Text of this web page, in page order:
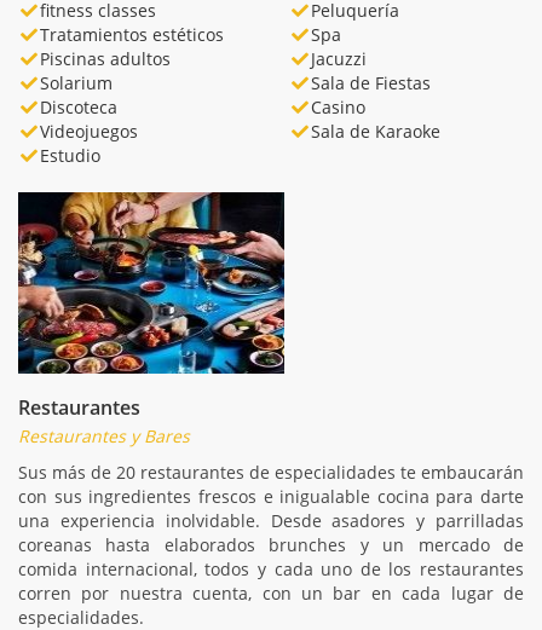
fitness classes
Peluquería
Tratamientos estéticos
Spa
Piscinas adultos
Jacuzzi
Solarium
Sala de Fiestas
Discoteca
Casino
Videojuegos
Sala de Karaoke
Estudio
Restaurantes
Restaurantes y Bares
Sus más de 20 restaurantes de especialidades te embaucarán
con sus ingredientes frescos e inigualable cocina para darte
una experiencia inolvidable. Desde asadores y parrilladas
coreanas hasta elaborados brunches y un mercado de
comida internacional, todos y cada uno de los restaurantes
corren por nuestra cuenta, con un bar en cada lugar de
especialidades.